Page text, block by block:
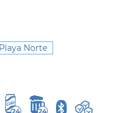
Playa Norte